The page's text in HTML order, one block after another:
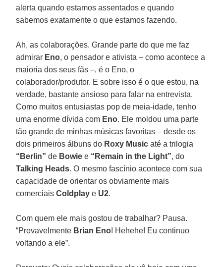
alerta quando estamos assentados e quando
sabemos exatamente o que estamos fazendo.
Ah, as colaborações. Grande parte do que me faz
admirar Eno, o pensador e ativista – como acontece a
maioria dos seus fãs –, é o Eno, o
colaborador/produtor. E sobre isso é o que estou, na
verdade, bastante ansioso para falar na entrevista.
Como muitos entusiastas pop de meia-idade, tenho
uma enorme dívida com Eno. Ele moldou uma parte
tão grande de minhas músicas favoritas – desde os
dois primeiros álbuns do Roxy Music até a trilogia
“Berlin” de Bowie e “Remain in the Light”, do
Talking Heads. O mesmo fascínio acontece com sua
capacidade de orientar os obviamente mais
comerciaisColdplay e U2.
Com quem ele mais gostou de trabalhar? Pausa.
“Provavelmente Brian Eno! Hehehe! Eu continuo
voltando a ele”.